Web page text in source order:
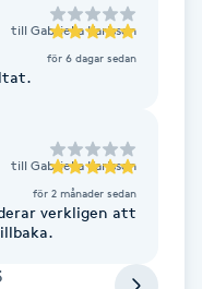
till Gabriella Karlsson
för 6 dagar sedan
till Gabriella Karlsson
för 2 månader sedan
verkligen att